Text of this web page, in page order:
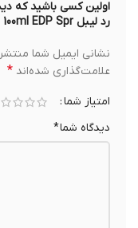
اولین کسی باشید که
رد لیبل L’intense De Blue Red Label 100ml EDP Spr”
نشانی ایمیل شما منتشر
علامت‌گذاری شده‌اند*
امتیاز شما
دیدگاه شما*